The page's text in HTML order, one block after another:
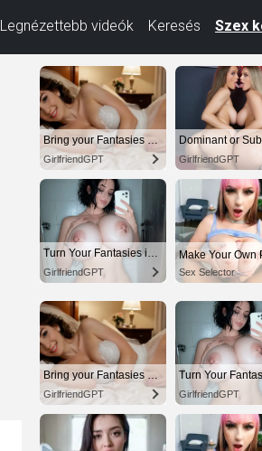
Legnézettebb videók Keresés Szex